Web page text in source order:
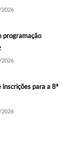
programação
para a 8ª
2026